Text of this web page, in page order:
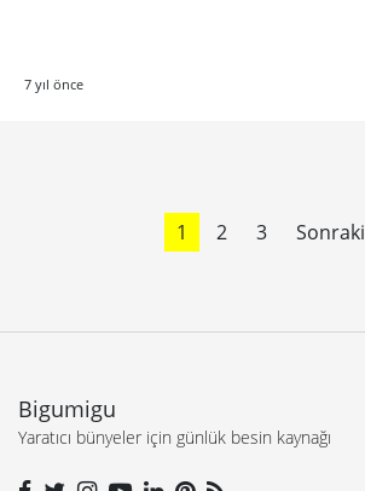
7 yıl önce
1 2 3 Sonraki
Bigumigu
Yaratıcı bünyeler için günlük besin kaynağı